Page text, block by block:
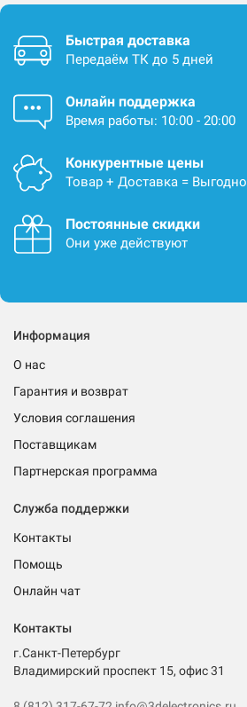
Быстрая доставка
Передаём ТК до 5 дней
Онлайн поддержка
Время работы: 10:00 - 20:00
Конкурентные цены
Товар + Доставка = Выгодно
Постоянные скидки
Они уже действуют
Информация
О нас
Гарантия и возврат
Условия соглашения
Поставщикам
Партнерская программа
Служба поддержки
Контакты
Помощь
Онлайн чат
Контакты
г.Санкт-Петербург
Владимирский проспект 15, офис 31